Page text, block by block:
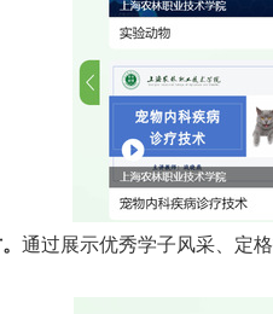
通过展示优秀学子风采、定